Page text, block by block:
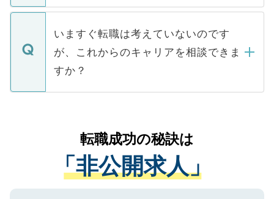
関を公にしてしまうと、応募が殺到する場
に、医療機関が求める条件に合った人材の
みを人材紹介会社に依頼するケースが増え
ています。
定を承諾する必要はありません。内定先へ
の辞退の連絡はキャリアパートナーが行い
ますので、ご安心ください。
個人情報が漏えいすることはありませんの
で、ご安心ください。当サイトからの登録
などで収集したご登録者様の個人情報は、
ご本人のキャリアアップおよび転職活動の
支援を目的に使用いたします。お預かりし
ているすべての個人データはご本人の許可
は、個人情報の取り扱いについての厳密な
管理基準を満たした事業者のみに付与され
る、プライバシーマークを取得済みです。
ご登録いただいた個人情報は、SSL（デー
いますぐ転職は考えていないのです
が、これからのキャリアを相談できま
すか？
かがいして、現在の医療機関の状況や紹介
経験をまじえながら、適切なアドバイスを
させていただきます。すぐにご転職をされ
ない方には、長期的なサポートが可能です
ので、まずはご登録ください。
転職成功の秘訣は
「非公開求人」